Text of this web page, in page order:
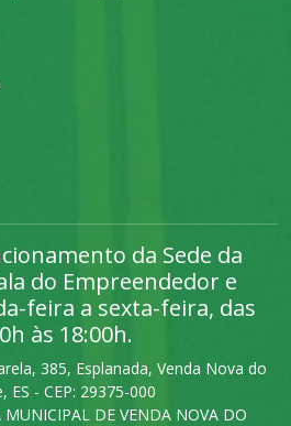
da Sede da
do Empreendedor e
feira a sexta-feira, das
às 18:00h.
385, Esplanada, Venda Nova do
ES - CEP: 29375-000
DE VENDA NOVA DO